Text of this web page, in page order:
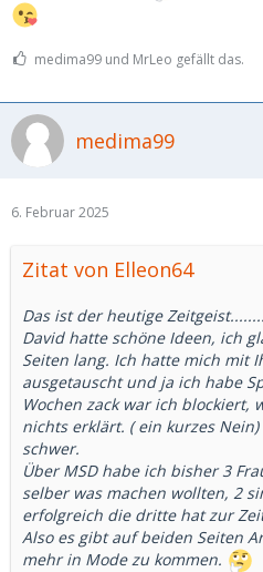
medima99 und MrLeo gefällt das.
medima99
6. Februar 2025
Zitat von Elleon64
Das ist der heutige
David hatte schöne Ideen, ich
Seiten lang. Ich hatte mich mit
ausgetauscht und ja ich habe
Wochen zack war ich blockiert,
nichts erklärt. ( ein kurzes
schwer.
Über MSD habe ich bisher 3
selber was machen wollten, 2
erfolgreich die dritte hat zur
Also es gibt auf beiden Seiten
mehr in Mode zu kommen.